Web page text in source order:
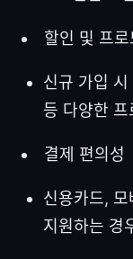
할인 및 프로
신규 가입 시
등 다양한
결제 편의성
신용카드,
지원하는 경